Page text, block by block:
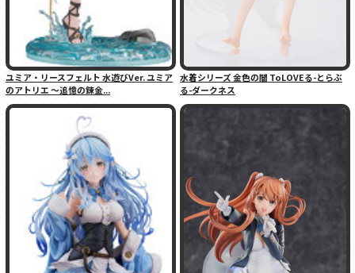
ユミア・リースフェルト 水遊びVer. ユミア
のアトリエ 〜追憶の錬金...
水着シリーズ 金色の闇 ToLOVEる-とらぶ
る-ダークネス